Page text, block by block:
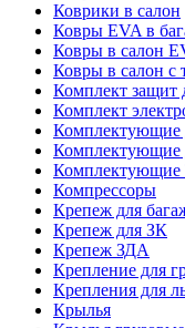
Коврики в салон
Ковры EVA в
Ковры в салон
Ковры в салон с
Комплект защит
Комплект
Комплектующие
Комплектующие
Компрессоры
Крепеж для
Крепеж для ЗК
Крепеж ЗДА
Крепление для
Крепления для
Крылья